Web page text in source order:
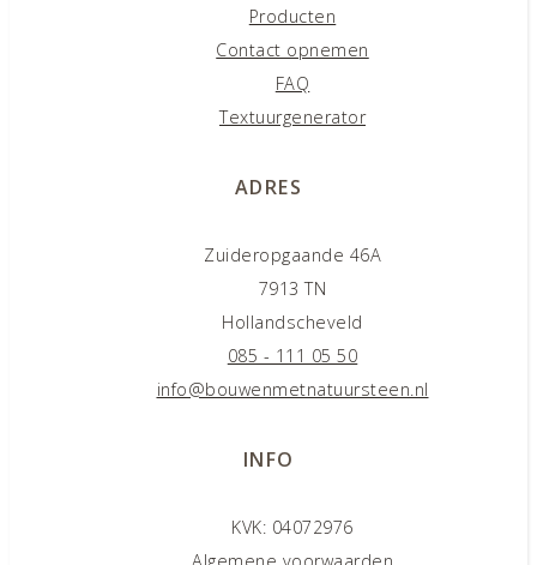
Producten
Contact opnemen
FAQ
Textuurgenerator
ADRES
Zuideropgaande 46A
7913 TN
Hollandscheveld
085 - 111 05 50
info@bouwenmetnatuursteen.nl
INFO
KVK: 04072976
Algemene voorwaarden